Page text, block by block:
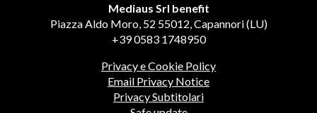
Mediaus Srl benefit
Piazza Aldo Moro, 52 55012, Capannori (LU)
+39 0583 1748950
Privacy e Cookie Policy
Email Privacy Notice
Privacy Subtitolari